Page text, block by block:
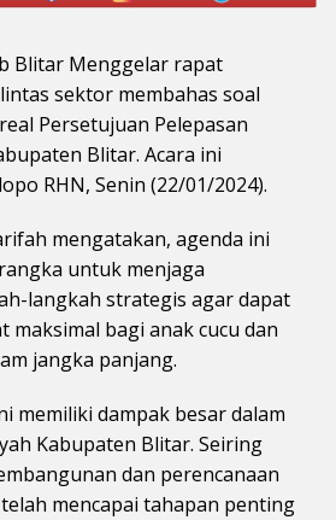
Blitar Menggelar rapat
sektor membahas soal
Persetujuan Pelepasan
Blitar. Acara ini
RHN, Senin (22/01/2024).
mengatakan, agenda ini
untuk menjaga
langkah strategis agar dapat
maksimal bagi anak cucu dan
jangka panjang.
memiliki dampak besar dalam
Kabupaten Blitar. Seiring
dan perencanaan
mencapai tahapan penting